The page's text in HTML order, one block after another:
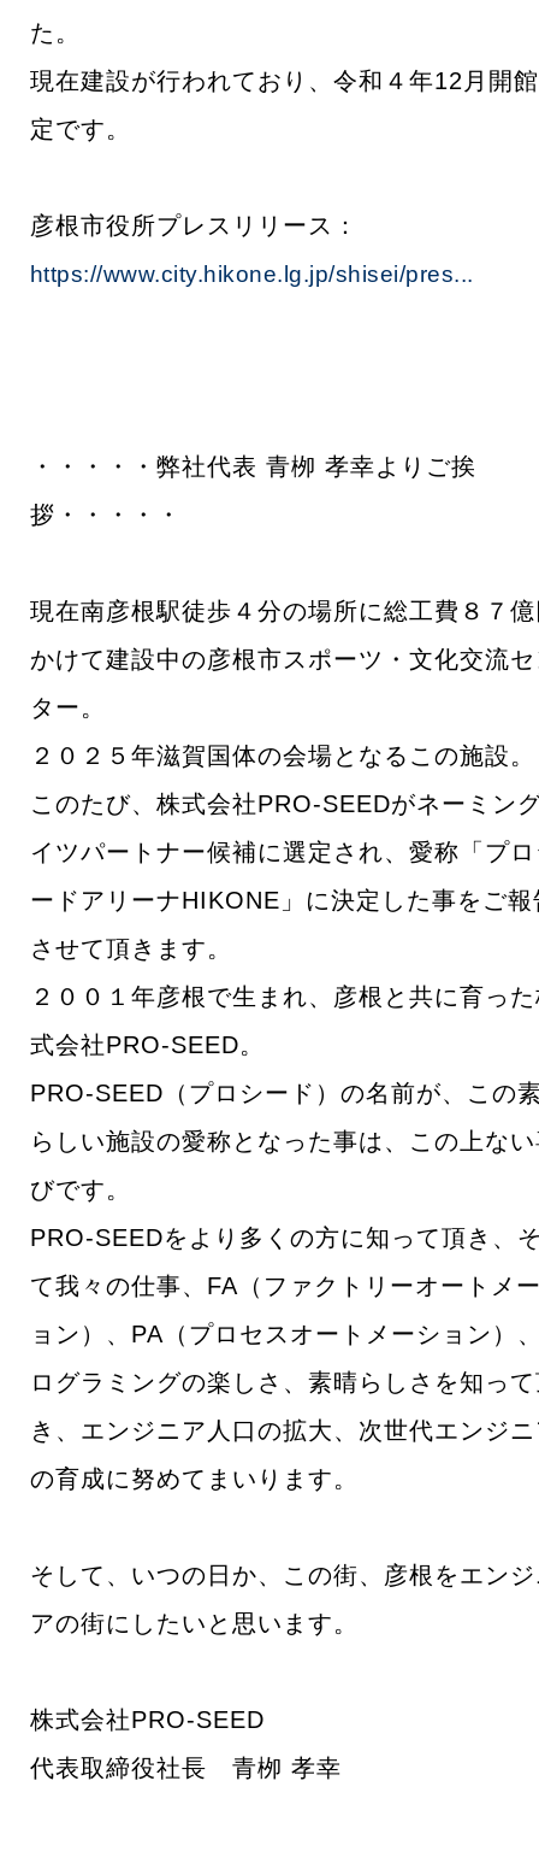
た。
現在建設が行われており、令和４年12月開
定です。
彦根市役所プレスリリース：
https://www.city.hikone.lg.jp/shisei/pres...
・・・・・弊社代表 青栁 孝幸よりご挨
拶・・・・・
現在南彦根駅徒歩４分の場所に総工費８７
かけて建設中の彦根市スポーツ・文化交流
ター。
２０２５年滋賀国体の会場となるこの施設。
このたび、株式会社PRO-SEEDがネーミン
イツパートナー候補に選定され、愛称「プ
ードアリーナHIKONE」に決定した事をご報
させて頂きます。
２００１年彦根で生まれ、彦根と共に育っ
式会社PRO-SEED。
PRO-SEED（プロシード）の名前が、この
らしい施設の愛称となった事は、この上な
びです。
PRO-SEEDをより多くの方に知って頂き、
て我々の仕事、FA（ファクトリーオートメ
ョン）、PA（プロセスオートメーション）
ログラミングの楽しさ、素晴らしさを知っ
き、エンジニア人口の拡大、次世代エンジ
の育成に努めてまいります。
そして、いつの日か、この街、彦根をエン
アの街にしたいと思います。
株式会社PRO-SEED
代表取締役社長 青栁 孝幸